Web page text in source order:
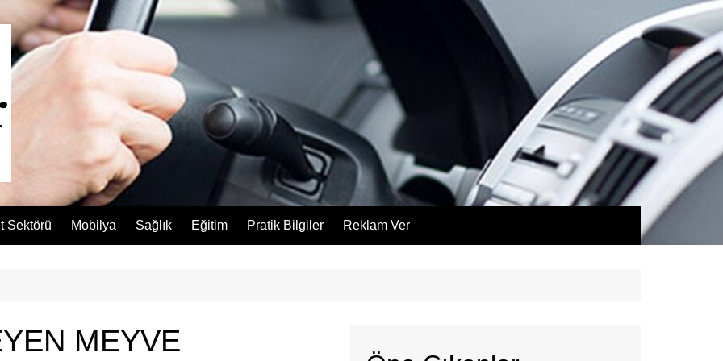
Sektörü Mobilya Sağlık Eğitim Pratik Bilgiler Reklam Ver
MEYVE